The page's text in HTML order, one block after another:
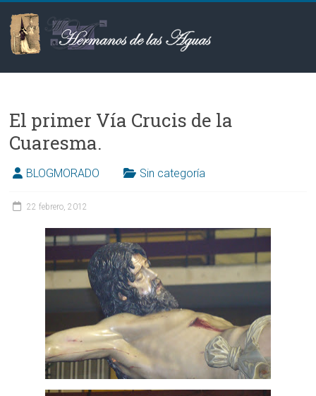
contenido
Hermanos
las
Aguas
El primer Vía Crucis de la
Cuaresma‏.
BLOGMORADO Sin categoría
22 febrero, 2012